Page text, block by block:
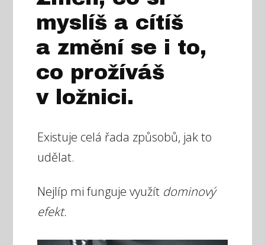
myslíš a cítíš
a změní se i to,
co prožíváš
v ložnici.
Existuje celá řada způsobů, jak to
udělat.
Nejlíp mi funguje využít dominový
efekt.